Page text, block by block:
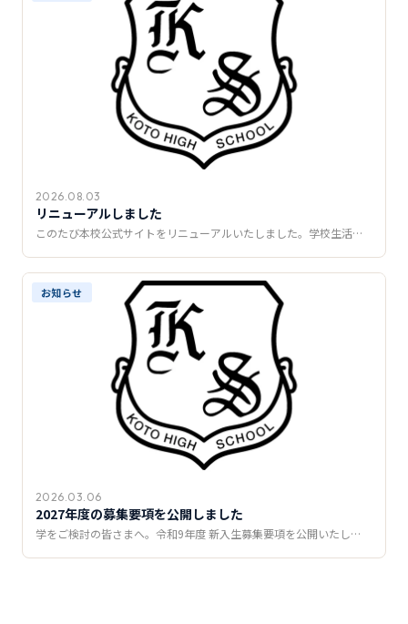
転入学・編入学
オープンキャンパス
2026.08.03
リニューアルしました
このたび本校公式サイトをリニューアルいたしました。学校生活…
お知らせ
2026.03.06
2027年度の募集要項を公開しました
学をご検討の皆さまへ。令和9年度 新入生募集要項を公開いたし…